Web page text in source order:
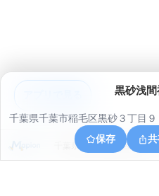
黒砂浅
千葉県千葉市稲毛区黒砂３丁目９
保存
千葉県千葉市稲毛区緑町１